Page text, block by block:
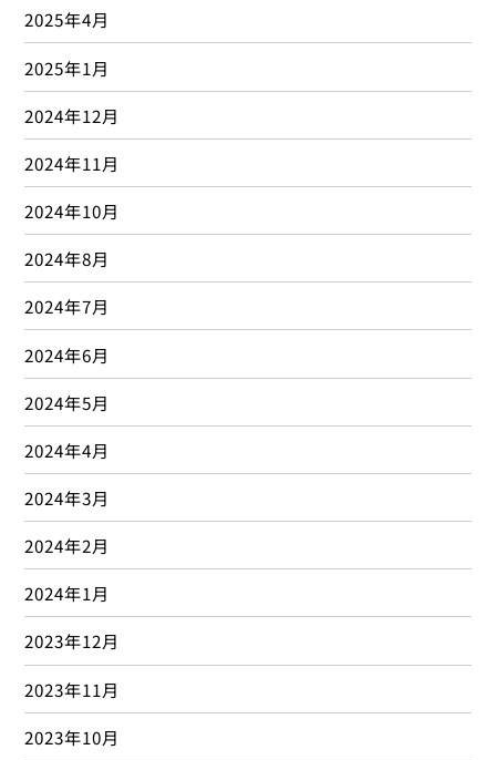
2021年12月
2021年11月
2021年10月
2021年9月
2021年8月
2021年7月
2021年6月
2021年5月
2021年4月
2021年3月
2021年2月
2021年1月
2020年12月
2020年11月
2020年10月